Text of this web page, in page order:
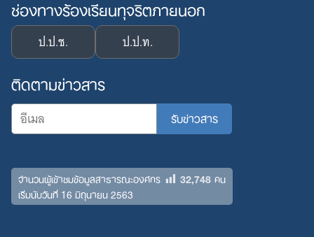
ช่องทางร้องเรียนทุจริตภายนอก
ป.ป.ช. ป.ป.ท.
ติดตามข่าวสาร
จำนวนผู้เข้าชมข้อมูลสาธารณะองค์กร 32,748คน
เริ่มนับวันที่ 16 มิถุนายน 2563